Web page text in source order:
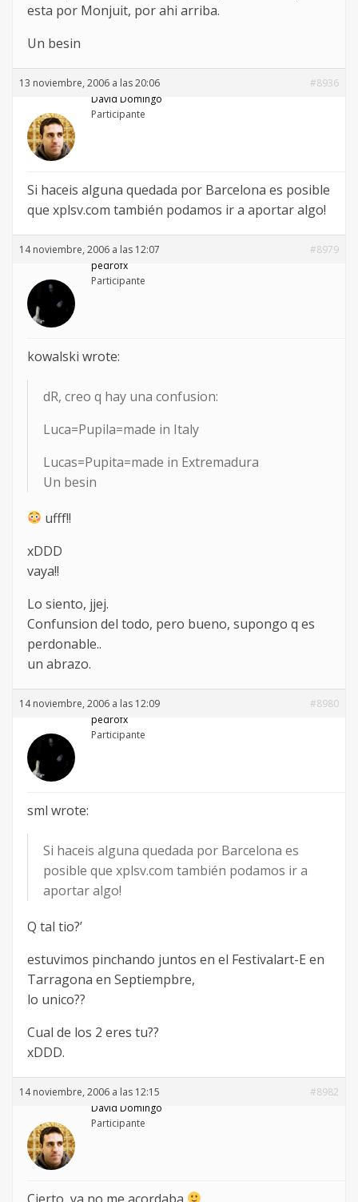
esta por Monjuit, por ahi arriba.
Un besin
13 noviembre, 2006 a las 20:06
#8936
David Domingo
Participante
Si haceis alguna quedada por Barcelona es posible
que xplsv.com también podamos ir a aportar algo!
14 noviembre, 2006 a las 12:07
#8979
pedrofx
Participante
kowalski wrote:
dR, creo q hay una confusion:
Luca=Pupila=made in Italy
Lucas=Pupita=made in Extremadura
Un besin
ufff!!
xDDD
vaya!!
Lo siento, jjej.
Confunsion del todo, pero bueno, supongo q es
perdonable..
un abrazo.
14 noviembre, 2006 a las 12:09
#8980
pedrofx
Participante
sml wrote:
Si haceis alguna quedada por Barcelona es
posible que xplsv.com también podamos ir a
aportar algo!
Q tal tio?’
estuvimos pinchando juntos en el Festivalart-E en
Tarragona en Septiempbre,
lo unico??
Cual de los 2 eres tu??
xDDD.
14 noviembre, 2006 a las 12:15
#8982
David Domingo
Participante